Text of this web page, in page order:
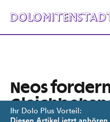
Ihr Dolo Plus Vorteil:
Neos